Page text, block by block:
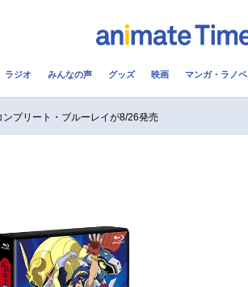
実写化映画一覧
男性声優/女性声優一覧
ラジオ みんなの声 グッズ 映画 マンガ・ラノベ
プリート・ブルーレイが8/26発売